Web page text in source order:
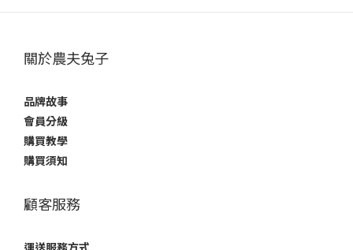
關於農夫兔子
品牌故事
會員分級
購買教學
購買須知
顧客服務
運送服務方式